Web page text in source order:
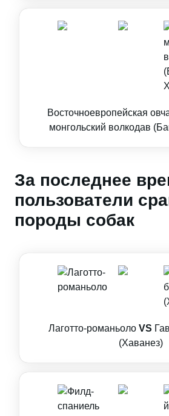
Восточноевропейская
монгольский волкодав
За последнее
пользователи
породы собак
Лаготто-романьоло VS
(Хаванез)